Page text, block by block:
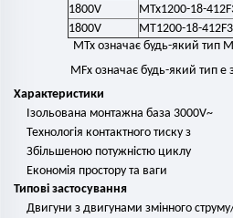
1800V
MTx1200-18-
1800V
MT1200-18-
MTx означає будь-який тип
MFx означає будь-який типe
Характеристики
Ізольована монтажна база 3000V~
Технологія контактного тиску з
Збільшеною потужністю циклу
Економія простору та ваги
Типові застосування
Двигуни з двигунами змінного